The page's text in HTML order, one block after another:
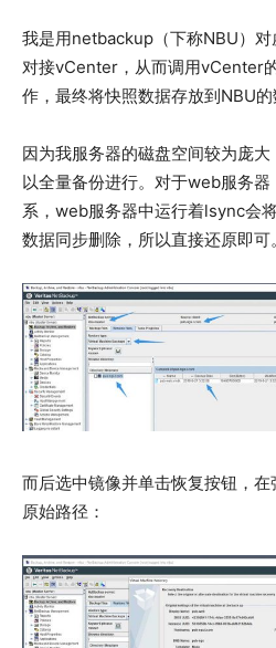
我是用netbackup（下称NBU）
对接vCenter，从而调用vCenter
作，最终将快照数据存放到NBU的
因为我服务器的磁盘空间较为庞
以全量备份进行。对于web服务
系，web服务器中运行着lsync会
数据同步删除，所以直接还原即可
而后选中镜像并单击恢复按钮，
原始路径：